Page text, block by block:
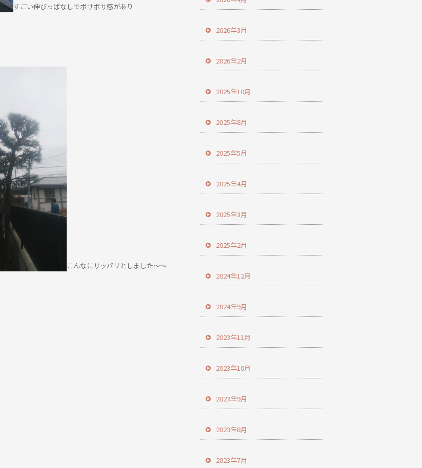
すごい伸びっぱなしでボサボサ感があり
こんなにサッパリとしました～～
2026年3月
2026年2月
2025年10月
2025年8月
2025年5月
2025年4月
2025年3月
2025年2月
2024年12月
2024年9月
2023年11月
2023年10月
2023年9月
2023年8月
2023年7月